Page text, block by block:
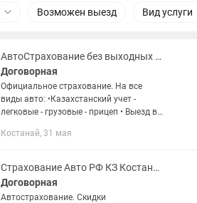
Возможен выезд Вид услуги
АвтоСтрахование без выходных АвтоСтраховка грузовые легковые прицепы
Договорная
Официальное страхование. На все
виды авто: •Казахстанский учет -
легковые - грузовые - прицеп • Выезд в
Страхование ТОО - Нерезиденты: •
Костанай, 31 мая
Страхование Авто РФ КЗ Костанай без переплат
Договорная
Автострахование. Скидки